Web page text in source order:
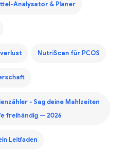
Analysator & Planer
NutriScan für PCOS
- Sag deine Mahlzeiten
freihändig — 2026
Leitfaden